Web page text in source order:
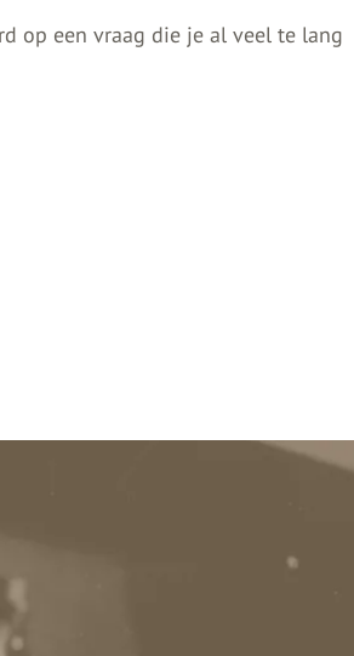
op een vraag die je al veel te lang